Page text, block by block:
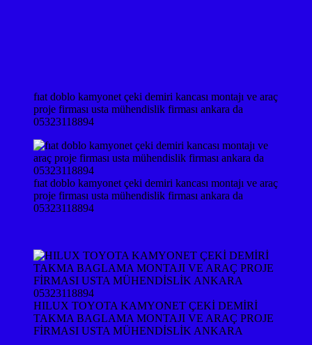
fıat doblo kamyonet çeki demiri kancası montajı ve araç
proje firması usta mühendislik firması ankara da
05323118894
fıat doblo kamyonet çeki demiri kancası montajı ve araç
proje firması usta mühendislik firması ankara da
05323118894
HILUX TOYOTA KAMYONET ÇEKİ DEMİRİ
TAKMA BAGLAMA MONTAJI VE ARAÇ PROJE
FİRMASI USTA MÜHENDİSLİK ANKARA